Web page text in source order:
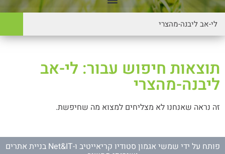
תוצאות חיפוש עבור: לי-אב
ליבנה-מהצרי
זה נראה שאנחנו לא מצליחים למצוא מה שחיפשת.
פותח על ידי שמשי אגמון סטודיו קריאייטיב ו- Net&IT בניית אתרים